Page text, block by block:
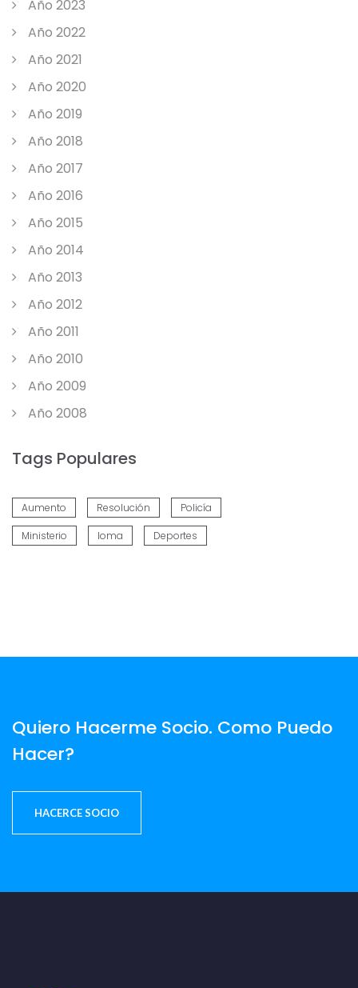
Año 2023
Año 2022
Año 2021
Año 2020
Año 2019
Año 2018
Año 2017
Año 2016
Año 2015
Año 2014
Año 2013
Año 2012
Año 2011
Año 2010
Año 2009
Año 2008
Tags Populares
Aumento Resolución Policía
Ministerio Ioma Deportes
Quiero Hacerme Socio. Como Puedo
Hacer?
HACERCE SOCIO